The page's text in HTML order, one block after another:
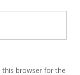
this browser for the